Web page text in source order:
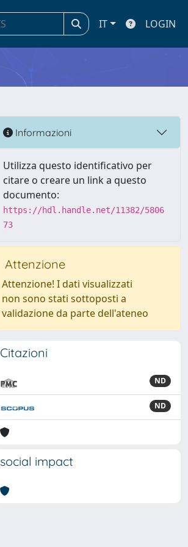
IT LOGIN
Informazioni
Utilizza questo identificativo per
citare o creare un link a questo
documento:
https://hdl.handle.net/11382/5806
73
Attenzione
Attenzione! I dati visualizzati
non sono stati sottoposti a
validazione da parte dell'ateneo
Citazioni
ND
ND
social impact